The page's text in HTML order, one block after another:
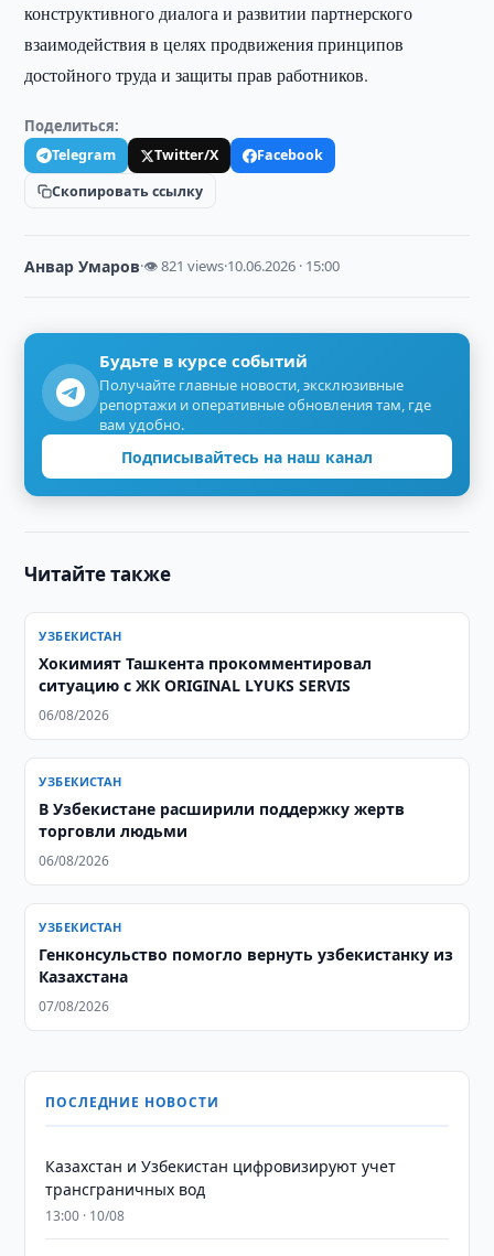
конструктивного диалога и развитии партнерского
взаимодействия в целях продвижения принципов
достойного труда и защиты прав работников.
Поделиться:
Telegram Twitter/X
Facebook
Скопировать ссылку
Анвар Умаров·👁 821 views·10.06.2026 · 15:00
Будьте в курсе событий
Получайте главные новости, эксклюзивные
репортажи и оперативные обновления там, где
вам удобно.
Подписывайтесь на наш канал
Читайте также
УЗБЕКИСТАН
Хокимият Ташкента прокомментировал
ситуацию с ЖК ORIGINAL LYUKS SERVIS
06/08/2026
УЗБЕКИСТАН
В Узбекистане расширили поддержку жертв
торговли людьми
06/08/2026
УЗБЕКИСТАН
Генконсульство помогло вернуть узбекистанку из
Казахстана
07/08/2026
ПОСЛЕДНИЕ НОВОСТИ
Казахстан и Узбекистан цифровизируют учет
трансграничных вод
13:00 · 10/08